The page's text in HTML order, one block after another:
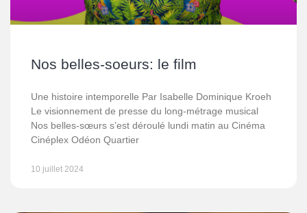
Nos belles-soeurs: le film
Une histoire intemporelle Par Isabelle Dominique Kroeh
Le visionnement de presse du long-métrage musical
Nos belles-sœurs s’est déroulé lundi matin au Cinéma
Cinéplex Odéon Quartier
10 juillet 2024